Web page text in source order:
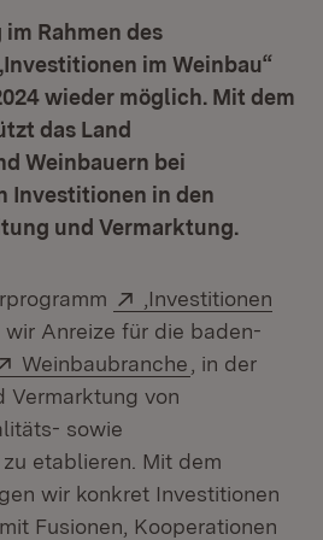
Rahmen des
im Weinbau“
wieder möglich. Mit dem
das Land
Weinbauern bei
Investitionen in den
und Vermarktung.
Extern:
‚Investitionen
in neuem Fenster)
wir Anreize für die baden-
Extern:
Weinbaubranche (Öffnet in
, in der
Vermarktung von
sowie
etablieren. Mit dem
wir konkret Investitionen
Fusionen, Kooperationen